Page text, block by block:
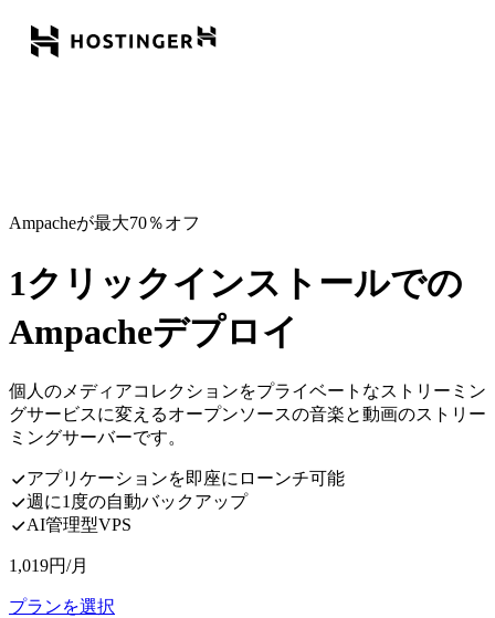
Ampacheが最大70％オフ
1クリックインストールでの
Ampacheデプロイ
個人のメディアコレクションをプライベートなストリーミン
グサービスに変えるオープンソースの音楽と動画のストリー
ミングサーバーです。
アプリケーションを即座にローンチ可能
週に1度の自動バックアップ
AI管理型VPS
1,019円/月
プランを選択